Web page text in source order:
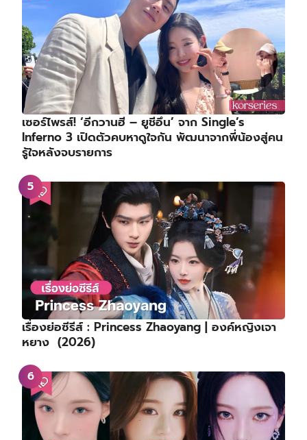
เซอร์ไพรส์! ‘อีกวานฮี – ยูชีอึน’ จาก Single’s
Inferno 3 เปิดตัวคบหาดูใจกัน พัฒนาจากพี่น้องสู่คน
รู้ใจหลังจบรายการ
เรื่องย่อซีรีส์ : Princess Zhaoyang | องค์หญิงเจา
หยาง (2026)